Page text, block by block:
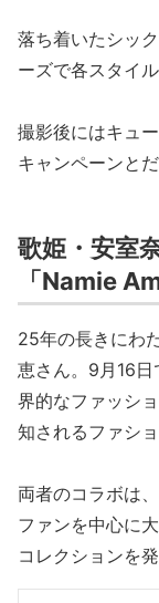
落ち着いたシッ
ーズで各スタイ
撮影後にはキュ
キャンペーンと
歌姫・安室
「Namie
25年の長きにわ
恵さん。9月16
界的なファッシ
知されるファシ
両者のコラボは
ファンを中心に
コレクションを発